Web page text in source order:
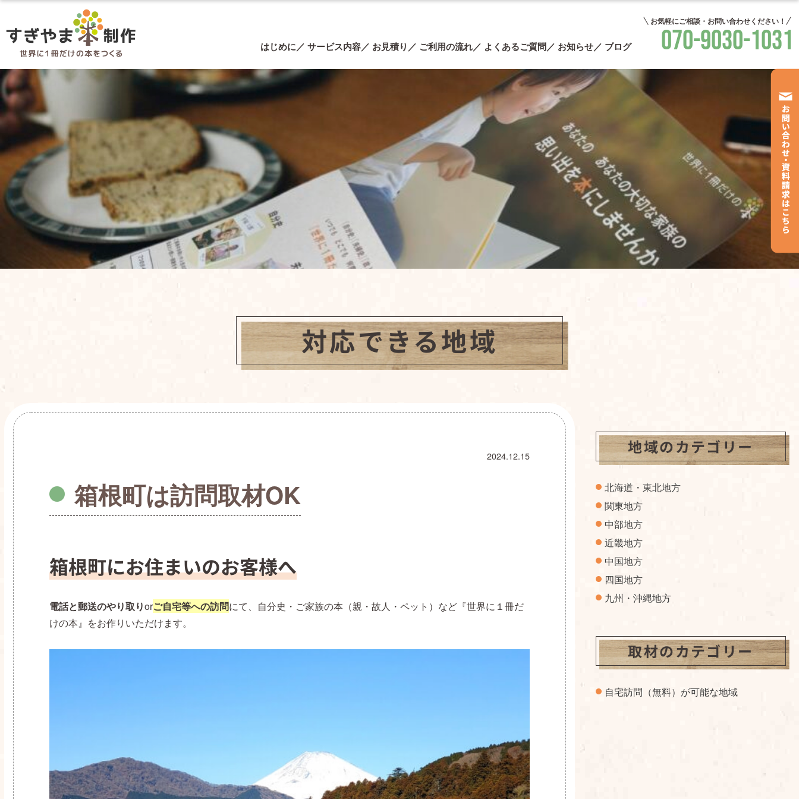
はじめに サービス内容 お見積り ご利用の流れ よくあるご質問 お知らせ ブログ
お気軽にご相談・お問い合わせください！
070-9030-1031
対応できる地域
2024.12.15
箱根町は訪問取材OK
箱根町にお住まいのお客様へ
電話と郵送のやり取りorご自宅等への訪問にて、自分史・ご家族の本（親・故人・ペット）など『世界に１冊だ
けの本』をお作りいただけます。
地域のカテゴリー
北海道・東北地方
関東地方
中部地方
近畿地方
中国地方
四国地方
九州・沖縄地方
取材のカテゴリー
自宅訪問（無料）が可能な地域